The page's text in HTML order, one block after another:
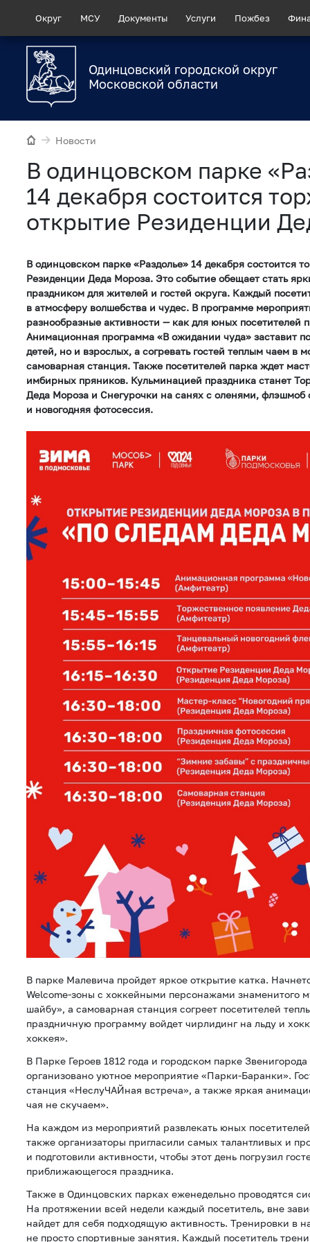
Округ МСУ Документы Услуги Пожбез
Одинцовский городской округ
Московской области
Новости
В одинцовском парке
14 декабря состоится
открытие Резиденции
В одинцовском парке «Раздолье» 14 декабря состоится
Резиденции Деда Мороза. Это событие обещает стать
праздником для жителей и гостей округа. Каждый
в атмосферу волшебства и чудес. В программе
разнообразные активности — как для юных посетителей
Анимационная программа «В ожидании чуда» заставит
детей, но и взрослых, а согревать гостей теплым чаем в
самоварная станция. Также посетителей парка ждет
имбирных пряников. Кульминацией праздника станет
Деда Мороза и Снегурочки на санях с оленями,
и новогодняя фотосессия.
В парке Малевича пройдет яркое открытие катка.
Welcome-зоны с хоккейными персонажами знаменитого
шайбу», а самоварная станция согреет посетителей
праздничную программу войдет чирлидинг на льду и
хоккея».
В Парке Героев 1812 года и городском парке
организовано уютное мероприятие «Парки-Баранки».
станция «НеслуЧАЙная встреча», а также яркая
чая не скучаем».
На каждом из мероприятий развлекать юных
также организаторы пригласили самых талантливых и
и подготовили активности, чтобы этот день погрузил
приближающегося праздника.
Также в Одинцовских парках еженедельно проводятся
На протяжении всей недели каждый посетитель, вне
найдет для себя подходящую активность. Тренировки в
не просто спортивные занятия. Каждый посетитель